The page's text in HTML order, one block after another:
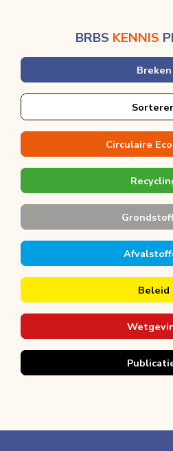
BRBS KENNIS
Breken
Circulaire
Beleid